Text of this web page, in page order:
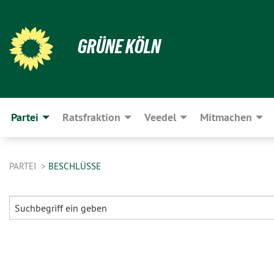
GRÜNE KÖLN
Partei Ratsfraktion Veedel Mitmachen
PARTEI BESCHLÜSSE